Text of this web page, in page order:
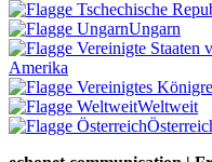
Ungarn
Amerika
Weltweit